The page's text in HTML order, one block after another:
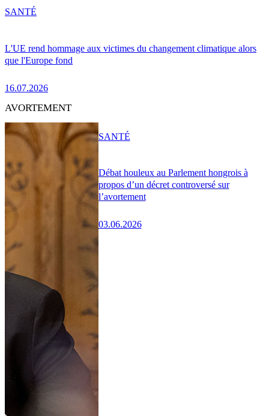
L'UE rend hommage aux victimes du changement climatique alors
que l'Europe fond
16.07.2026
SANTÉ
AVORTEMENT
Débat houleux au Parlement hongrois à
propos d’un décret controversé sur
l’avortement
03.06.2026
SANTÉ